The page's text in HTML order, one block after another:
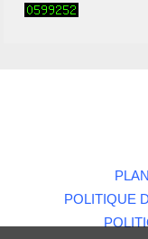
POLITIQUE